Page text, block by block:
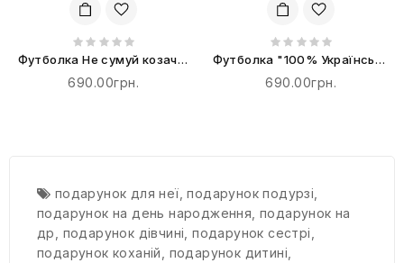
Футболка Не сумуй козаче,
нехай ворог плаче
690.00грн.
Футболка "100% Українська
Бавовна"
690.00грн.
подарунок для неї,подарунок подурзі,
подарунок на день народження,подарунок на
др, подарунок дівчині,подарунок сестрі,
подарунок коханій, подарунок дитині,